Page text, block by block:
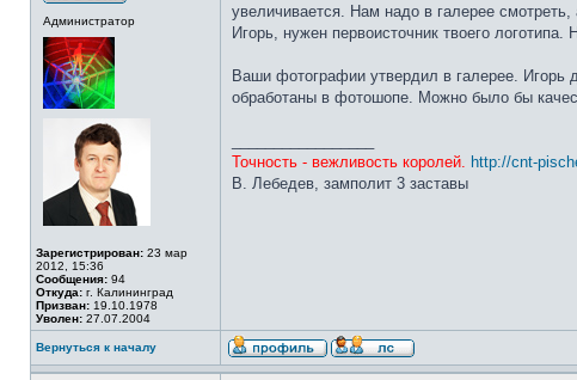
Администратор
Зарегистрирован: 23 мар
2012, 15:36
Сообщения: 94
Откуда: г. Калининград
Призван: 19.10.1978
Уволен: 27.07.2004
увеличивается. Нам надо в галерее
Игорь, нужен первоисточник твоего
Ваши фотографии утвердил в галерее.
обработаны в фотошопе. Можно было бы
Точность - вежливость королей. http://cnt-
В. Лебедев, замполит 3 заставы
Вернуться к началу